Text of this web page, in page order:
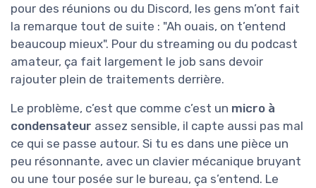
pour des réunions ou du Discord, les gens m’ont fait
la remarque tout de suite : "Ah ouais, on t’entend
beaucoup mieux". Pour du streaming ou du podcast
amateur, ça fait largement le job sans devoir
rajouter plein de traitements derrière.
Le problème, c’est que comme c’est un micro à
condensateur assez sensible, il capte aussi pas mal
ce qui se passe autour. Si tu es dans une pièce un
peu résonnante, avec un clavier mécanique bruyant
ou une tour posée sur le bureau, ça s’entend. Le